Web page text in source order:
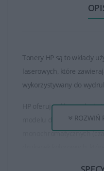
Tonery HP są to wkłady
laserowych, które
wykorzystywany do
HP oferuje różne rodzaje
modelu drukarki. Istnieją
monochromatycznych
ROZWIŃ